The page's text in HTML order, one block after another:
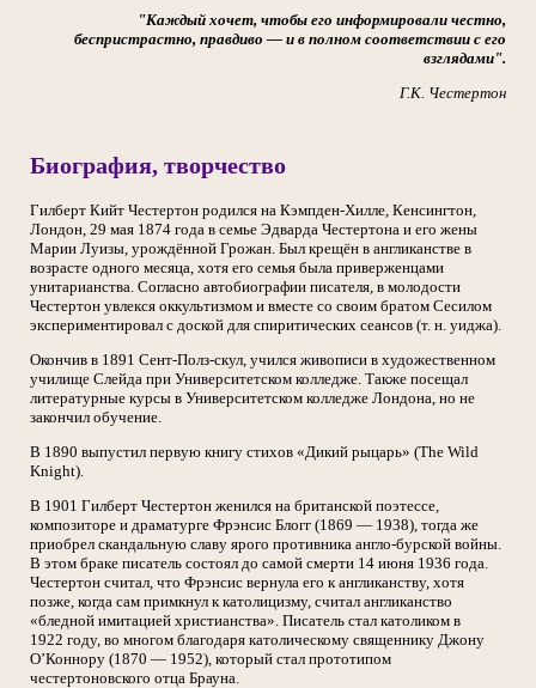
"Каждый хочет, чтобы его информировали честно,
беспристрастно, правдиво — и в полном соответствии с его
взглядами".
Г.К. Честертон
Биография, творчество
Гилберт Кийт Честертон родился на Кэмпден-Хилле, Кенсингтон,
Лондон, 29 мая 1874 года в семье Эдварда Честертона и его жены
Марии Луизы, урождённой Грожан. Был крещён в англиканстве в
возрасте одного месяца, хотя его семья была приверженцами
унитарианства. Согласно автобиографии писателя, в молодости
Честертон увлекся оккультизмом и вместе со своим братом Сесилом
экспериментировал с доской для спиритических сеансов (т. н. уиджа).
Окончив в 1891 Сент-Полз-cкул, учился живописи в художественном
училище Слейда при Университетском колледже. Также посещал
литературные курсы в Университетском колледже Лондона, но не
закончил обучение.
В 1890 выпустил первую книгу стихов «Дикий рыцарь» (The Wild
Knight).
В 1901 Гилберт Честертон женился на британской поэтессе,
композиторе и драматурге Фрэнсис Блогг (1869 — 1938), тогда же
приобрел скандальную славу ярого противника англо-бурской войны.
В этом браке писатель состоял до самой смерти 14 июня 1936 года.
Честертон считал, что Фрэнсис вернула его к англиканству, хотя
позже, когда сам примкнул к католицизму, считал англиканство
«бледной имитацией христианства». Писатель стал католиком в
1922 году, во многом благодаря католическому священнику Джону
О’Коннору (1870 — 1952), который стал прототипом
честертоновского отца Брауна.